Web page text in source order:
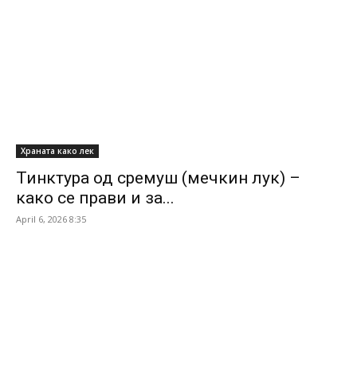
Храната како лек
Тинктура од сремуш (мечкин лук) –
како се прави и за...
April 6, 2026 8:35